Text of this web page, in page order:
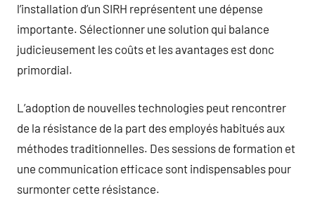
l’installation d’un SIRH représentent une dépense
importante. Sélectionner une solution qui balance
judicieusement les coûts et les avantages est donc
primordial.
L’adoption de nouvelles technologies peut rencontrer
de la résistance de la part des employés habitués aux
méthodes traditionnelles. Des sessions de formation et
une communication efficace sont indispensables pour
surmonter cette résistance.